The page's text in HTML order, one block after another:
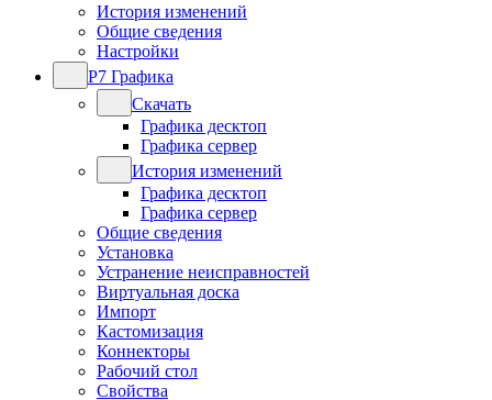
История изменений
Общие сведения
Настройки
Р7 Графика
Скачать
Графика десктоп
Графика сервер
История изменений
Графика десктоп
Графика сервер
Общие сведения
Установка
Устранение неисправностей
Виртуальная доска
Импорт
Кастомизация
Коннекторы
Рабочий стол
Свойства